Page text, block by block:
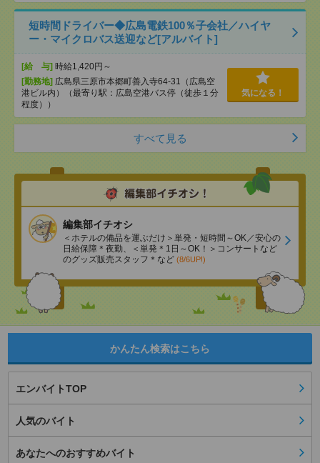
短時間ドライバー◆広島電鉄100％子会社／ハイヤ
ー・マイクロバス送迎など[アルバイト]
[給 与] 時給1,420円～
[勤務地] 広島県三原市本郷町善入寺64-31（広島空
港ビル内）（最寄り駅：広島空港バス停（徒歩１分
程度））
気になる！
すべて見る
編集部イチオシ
＜ホテルの備品を運ぶだけ＞単発・短時間～OK／安心の
日給保障＊夜勤、＜単発＊1日～OK！＞コンサートなど
のグッズ販売スタッフ＊など (8/6UP!)
かんたん検索はこちら
エンバイトTOP
人気のバイト
あなたへのおすすめバイト